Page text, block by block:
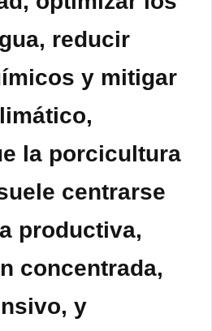
reducir
y mitigar
la porcicultura
centrarse
productiva,
concentrada,
y